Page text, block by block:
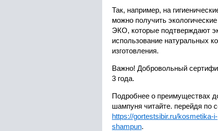
Так, например, на
можно получить
ЭКО, которые подтверждают
использование натуральных
изготовления.
Важно! Добровольный
3 года.
Подробнее о преимуществах
шампуня читайте. перейдя по
https://gortestsibir.ru/kosmetika-
shampun.